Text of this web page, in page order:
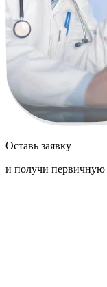
Оставь заявку
и получи первичную